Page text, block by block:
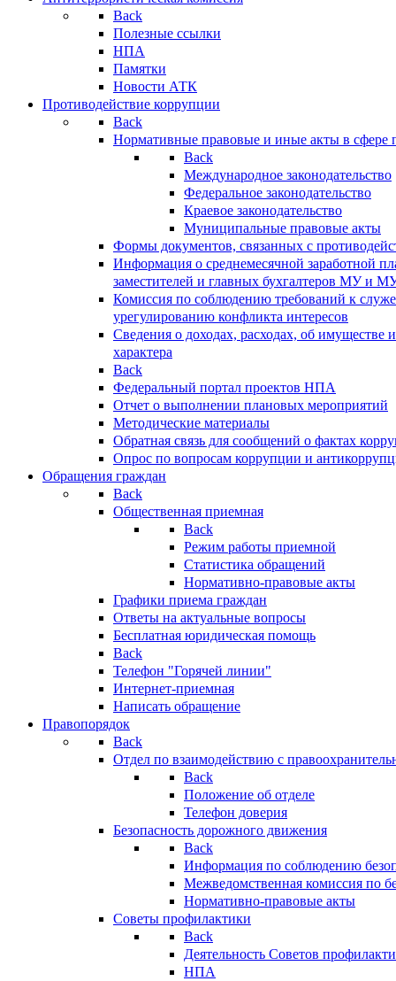
Back
Полезные ссылки
НПА
Памятки
Новости АТК
Противодействие коррупции
Back
Нормативные правовые и иные акты в сфере
Back
Международное законодательство
Федеральное законодательство
Краевое законодательство
Муниципальные правовые акты
Формы документов, связанных с
Информация о среднемесячной заработной
заместителей и главных бухгалтеров МУ и
Комиссия по соблюдению требований к
урегулированию конфликта интересов
Сведения о доходах, расходах, об имуществе
характера
Back
Федеральный портал проектов НПА
Отчет о выполнении плановых мероприятий
Методические материалы
Обратная связь для сообщений о фактах
Опрос по вопросам коррупции и
Обращения граждан
Back
Общественная приемная
Back
Режим работы приемной
Статистика обращений
Нормативно-правовые акты
Графики приема граждан
Ответы на актуальные вопросы
Бесплатная юридическая помощь
Back
Телефон "Горячей линии"
Интернет-приемная
Написать обращение
Правопорядок
Back
Отдел по взаимодействию с
Back
Положение об отделе
Телефон доверия
Безопасность дорожного движения
Back
Информация по соблюдению
Межведомственная комиссия по
Нормативно-правовые акты
Советы профилактики
Back
Деятельность Советов
НПА